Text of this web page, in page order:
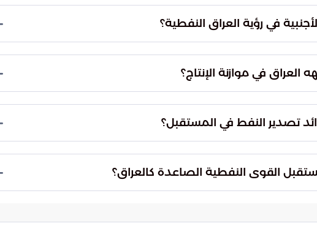
الدولي لحاجة العراق الملحة لتحديث بنيته التحتية ورفع
البنية التحتية استثمارات ضخمة، وهو ما سينعكس إيجاباً على
الطاقة العالمية على المدى البعيد.
إلى استثمار موارده بأعلى كفاءة ممكنة مع الحفاظ على
إلى تطوير البنية الأساسية للقطاع لضمان استدامة الإنتاج
سوق الطاقة.